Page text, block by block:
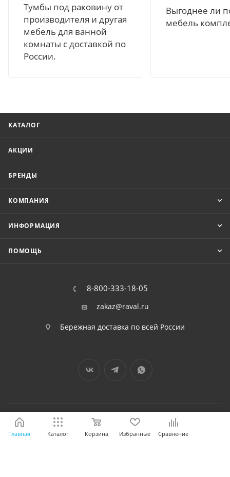
Тумбы под раковину от
производителя и другая
мебель для ванной
комнаты с доставкой по
России.
Выгоднее ли
мебель
КАТАЛОГ
АКЦИИ
БРЕНДЫ
КОМПАНИЯ
ИНФОРМАЦИЯ
ПОМОЩЬ
8-800-333-18-05
zakaz@raval.ru
Бережная доставка по всей России
Главная Каталог Корзина Избранные Сравнение